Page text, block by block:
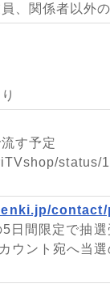
、関係者以外
す予定
status/
日間限定で抽
ウント宛へ当